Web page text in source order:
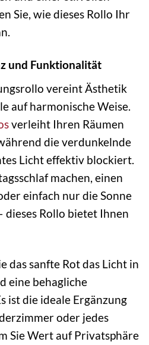
Sie, wie dieses Rollo Ihr
und Funktionalität
vereint Ästhetik
auf harmonische Weise.
verleiht Ihren Räumen
die verdunkelnde
Licht effektiv blockiert.
machen, einen
einfach nur die Sonne
dieses Rollo bietet Ihnen
das sanfte Rot das Licht in
eine behagliche
ist die ideale Ergänzung
oder jedes
Sie Wert auf Privatsphäre